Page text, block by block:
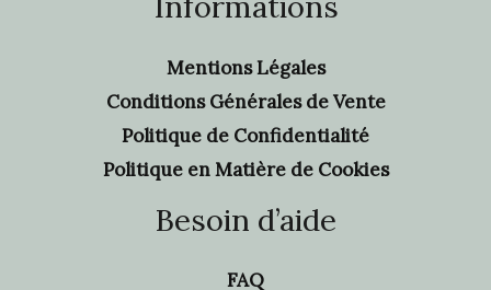
Mentions Légales
Conditions Générales de Vente
Politique de Confidentialité
Politique en Matière de Cookies
Besoin d’aide
FAQ